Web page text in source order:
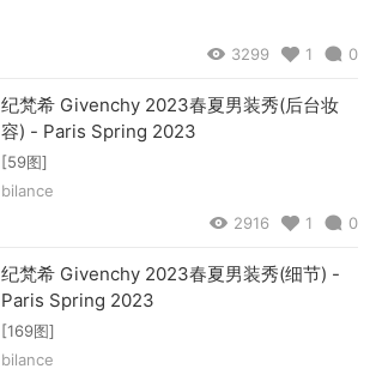
3299 1 0
纪梵希 Givenchy 2023春夏男装秀(后台妆
容) - Paris Spring 2023
[59图]
bilance
2916
1 0
纪梵希 Givenchy 2023春夏男装秀(细节) -
Paris Spring 2023
[169图]
bilance